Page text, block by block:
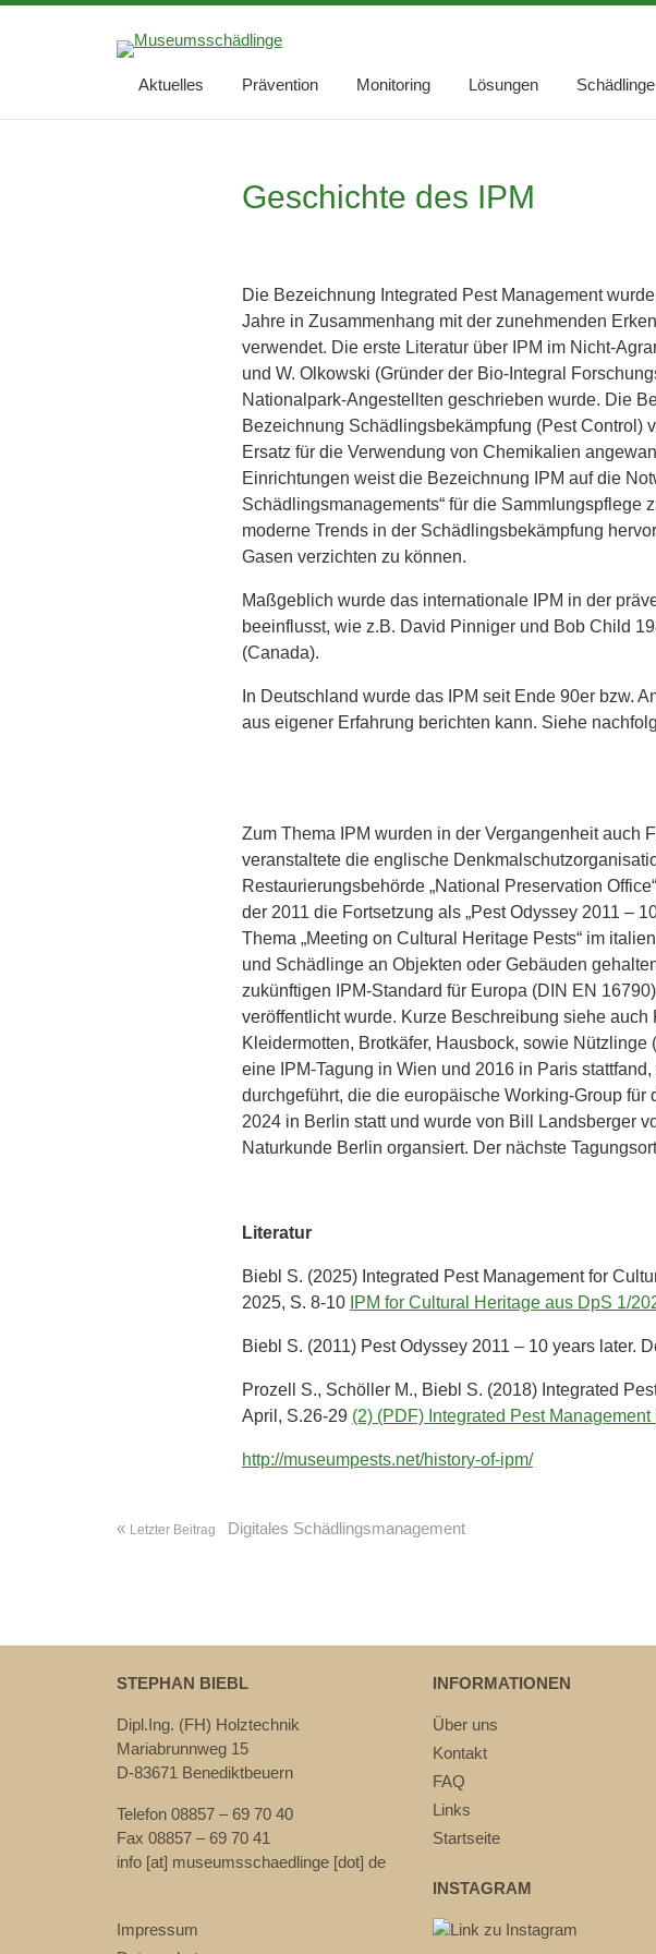
Aktuelles Prävention Monitoring Lösungen Schädlinge
Geschichte des IPM
Die Bezeichnung Integrated Pest Management
Jahre in Zusammenhang mit der zunehmenden
verwendet. Die erste Literatur über IPM im Nicht-
und W. Olkowski (Gründer der Bio-Integral
Nationalpark-Angestellten geschrieben wurde. Die
Bezeichnung Schädlingsbekämpfung (Pest Control)
Ersatz für die Verwendung von Chemikalien
Einrichtungen weist die Bezeichnung IPM auf die
Schädlingsmanagements“ für die Sammlungspflege
moderne Trends in der Schädlingsbekämpfung
Gasen verzichten zu können.
Maßgeblich wurde das internationale IPM in der
beeinflusst, wie z.B. David Pinniger und Bob Child
(Canada).
In Deutschland wurde das IPM seit Ende 90er bzw.
aus eigener Erfahrung berichten kann. Siehe
Zum Thema IPM wurden in der Vergangenheit auch
veranstaltete die englische
Restaurierungsbehörde „National Preservation
der 2011 die Fortsetzung als „Pest Odyssey 2011 –
Thema „Meeting on Cultural Heritage Pests“ im
und Schädlinge an Objekten oder Gebäuden
zukünftigen IPM-Standard für Europa (DIN EN
veröffentlicht wurde. Kurze Beschreibung siehe
Kleidermotten, Brotkäfer, Hausbock, sowie
eine IPM-Tagung in Wien und 2016 in Paris
durchgeführt, die die europäische Working-Group
2024 in Berlin statt und wurde von Bill Landsberger
Naturkunde Berlin organsiert. Der nächste
Literatur
Biebl S. (2025) Integrated Pest Management for
2025, S. 8-10 IPM for Cultural Heritage aus DpS 1/
Biebl S. (2011) Pest Odyssey 2011 – 10 years later.
Prozell S., Schöller M., Biebl S. (2018) Integrated
April, S.26-29 (2) (PDF) Integrated Pest
http://museumpests.net/history-of-ipm/
« Letzter Beitrag Digitales Schädlingsmanagement
STEPHAN BIEBL
Dipl.Ing. (FH) Holztechnik
Mariabrunnweg 15
D-83671 Benediktbeuern
Telefon 08857 – 69 70 40
Fax 08857 – 69 70 41
info [at] museumsschaedlinge [dot] de
Impressum
INFORMATIONEN
Über uns
Kontakt
FAQ
Links
Startseite
INSTAGRAM